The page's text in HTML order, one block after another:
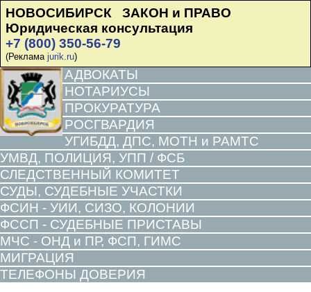
НОВОСИБИРСК ЗАКОН и ПРАВО
Юридическая консультация
+7 (800) 350-56-79
(Реклама jurik.ru)
АДВОКАТЫ
НОТАРИУСЫ
ПРОКУРАТУРА
РОСГВАРДИЯ
УГИБДД, ДПС, МОТН и РАМТС
УМВД, ПОЛИЦИЯ, УПП / ФСБ
СЛЕДСТВЕННЫЙ КОМИТЕТ
СУДЫ, СУДЕБНЫЕ УЧАСТКИ
ФСИН - УИИ, СИЗО, КОЛОНИИ
ФССП - СУДЕБНЫЕ ПРИСТАВЫ
МЧС - ОНД и ПР, ФСП, ГИМС
МИГРАЦИЯ
ТЕЛЕФОНЫ ДОВЕРИЯ